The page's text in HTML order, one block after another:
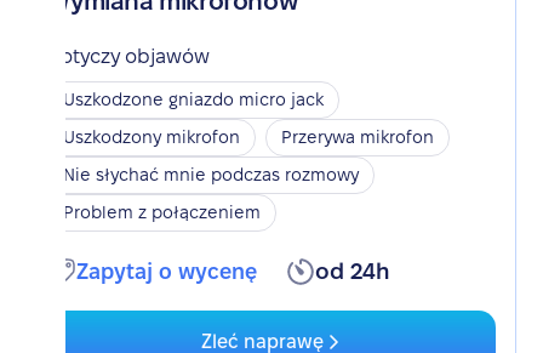
Dotyczy objawów
Uszkodzone gniazdo micro jack
Uszkodzony mikrofon
Przerywa mikrofon
Nie słychać mnie podczas rozmowy
Problem z połączeniem
Zapytaj o wycenę od 24h
Zleć naprawę